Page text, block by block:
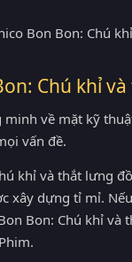
Chú khỉ
về mặt kỹ
vấn đề.
khỉ và thắt lưng
xây dựng tỉ mỉ.
Bon: Chú khỉ